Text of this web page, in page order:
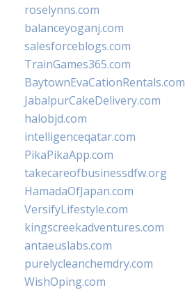
roselynns.com
balanceyoganj.com
salesforceblogs.com
TrainGames365.com
BaytownEvaCationRentals.com
JabalpurCakeDelivery.com
halobjd.com
intelligenceqatar.com
PikaPikaApp.com
takecareofbusinessdfw.org
HamadaOfJapan.com
VersifyLifestyle.com
kingscreekadventures.com
antaeuslabs.com
purelycleanchemdry.com
WishOping.com